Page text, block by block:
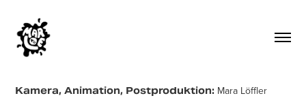
Kamera, Animation, Postproduktion: Mara Löffler